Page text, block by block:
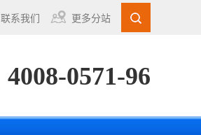
联系我们 更多分站
4008-0571-96